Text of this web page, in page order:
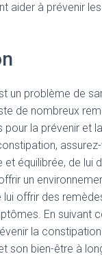
aider à prévenir
un problème de
de nombreux
pour la prévenir et
et équilibrée, de lui
un
offrir des
En suivant
la
son bien-être à